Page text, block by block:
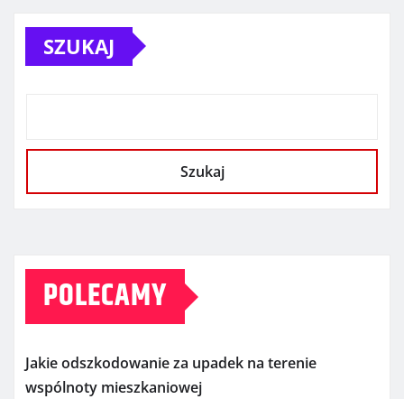
SZUKAJ
Szukaj
POLECAMY
Jakie odszkodowanie za upadek na terenie
wspólnoty mieszkaniowej